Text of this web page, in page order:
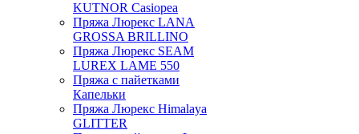
KUTNOR Casiopea
Пряжа Люрекс LANA
GROSSA BRILLINO
Пряжа Люрекс SEAM
LUREX LAME 550
Пряжа с пайетками
Капельки
Пряжа Люрекс Himalaya
GLITTER